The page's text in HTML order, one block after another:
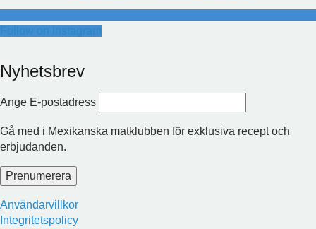
Nyhetsbrev
Ange E-postadress
Gå med i Mexikanska matklubben för exklusiva recept och
erbjudanden.
Användarvillkor
Integritetspolicy